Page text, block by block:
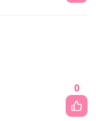
0